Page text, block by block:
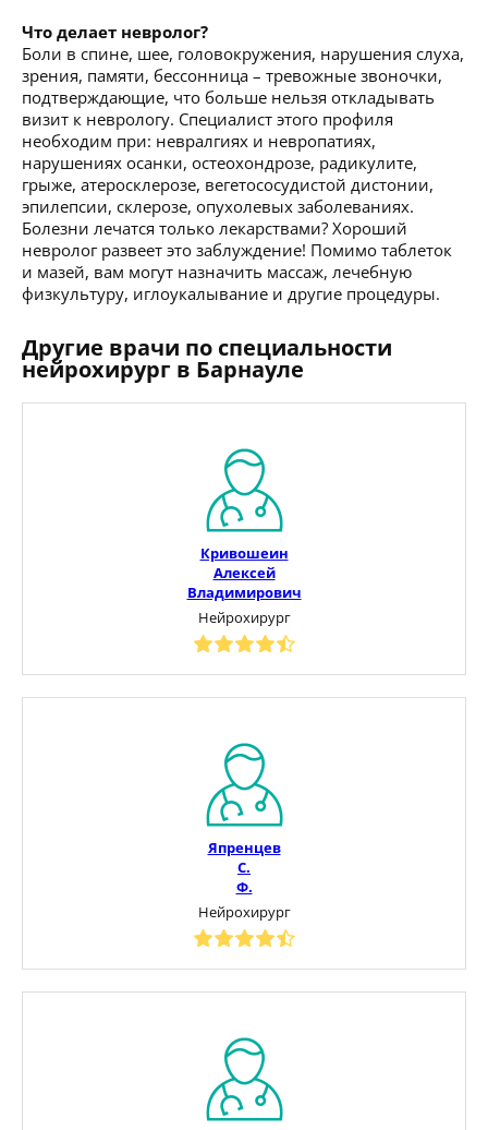
Что делает невролог?
Боли в спине, шее, головокружения, нарушения слуха,
зрения, памяти, бессонница – тревожные звоночки,
подтверждающие, что больше нельзя откладывать
визит к неврологу. Специалист этого профиля
необходим при: невралгиях и невропатиях,
нарушениях осанки, остеохондрозе, радикулите,
грыже, атеросклерозе, вегетососудистой дистонии,
эпилепсии, склерозе, опухолевых заболеваниях.
Болезни лечатся только лекарствами? Хороший
невролог развеет это заблуждение! Помимо таблеток
и мазей, вам могут назначить массаж, лечебную
физкультуру, иглоукалывание и другие процедуры.
Другие врачи по специальности
нейрохирург в Барнауле
Кривошеин
Алексей
Владимирович
Нейрохирург
Япренцев
С.
Ф.
Нейрохирург